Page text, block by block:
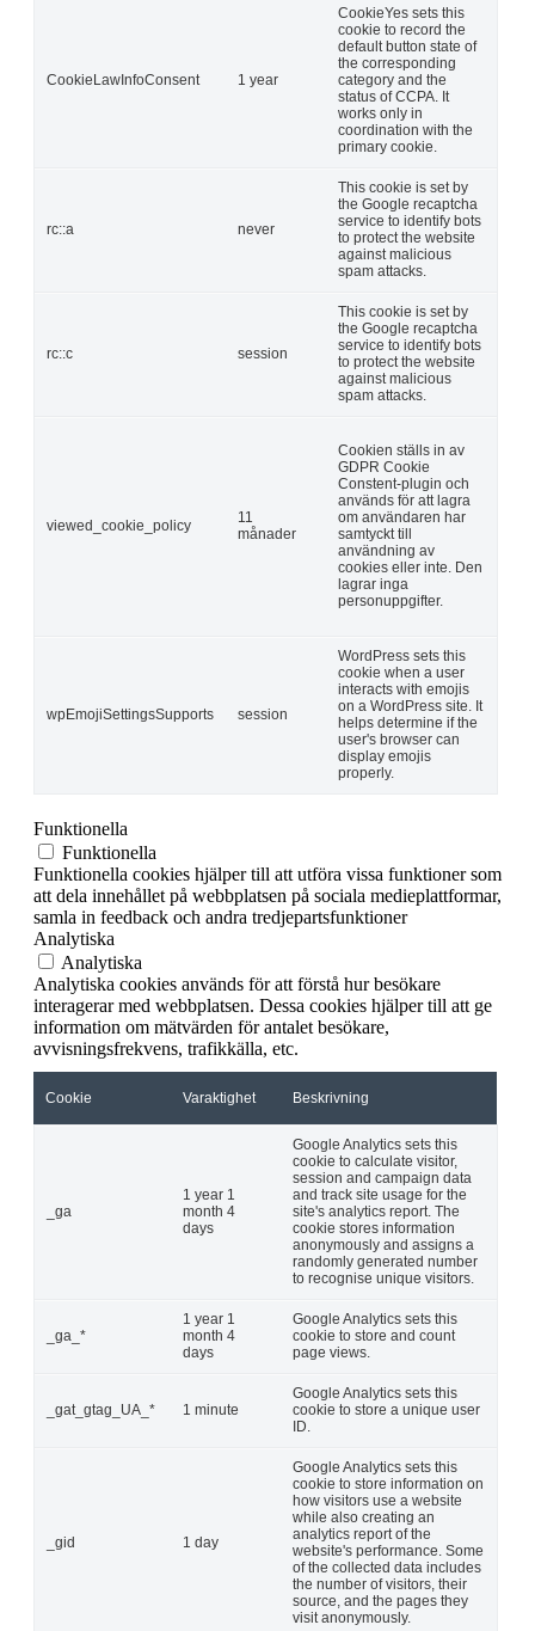
CookieLawInfoConsent 1 year
CookieYes sets this
cookie to record the
default button state of
the corresponding
category and the
status of CCPA. It
works only in
coordination with the
primary cookie.
rc::a never
This cookie is set by
the Google recaptcha
service to identify bots
to protect the website
against malicious
spam attacks.
rc::c session
This cookie is set by
the Google recaptcha
service to identify bots
to protect the website
against malicious
spam attacks.
viewed_cookie_policy
11
månader
Cookien ställs in av
GDPR Cookie
Constent-plugin och
används för att lagra
om användaren har
samtyckt till
användning av
cookies eller inte. Den
lagrar inga
personuppgifter.
wpEmojiSettingsSupports session
WordPress sets this
cookie when a user
interacts with emojis
on a WordPress site. It
helps determine if the
user's browser can
display emojis
properly.
Funktionella
Funktionella
Funktionella cookies hjälper till att utföra vissa funktioner som
att dela innehållet på webbplatsen på sociala medieplattformar,
samla in feedback och andra tredjepartsfunktioner
Analytiska
Analytiska
Analytiska cookies används för att förstå hur besökare
interagerar med webbplatsen. Dessa cookies hjälper till att ge
information om mätvärden för antalet besökare,
avvisningsfrekvens, trafikkälla, etc.
Cookie Varaktighet Beskrivning
_ga
1 year 1
month 4
days
Google Analytics sets this
cookie to calculate visitor,
session and campaign data
and track site usage for the
site's analytics report. The
cookie stores information
anonymously and assigns a
randomly generated number
to recognise unique visitors.
_ga_*
1 year 1
month 4
days
Google Analytics sets this
cookie to store and count
page views.
_gat_gtag_UA_* 1 minute
Google Analytics sets this
cookie to store a unique user
ID.
_gid 1 day
Google Analytics sets this
cookie to store information on
how visitors use a website
while also creating an
analytics report of the
website's performance. Some
of the collected data includes
the number of visitors, their
source, and the pages they
visit anonymously.